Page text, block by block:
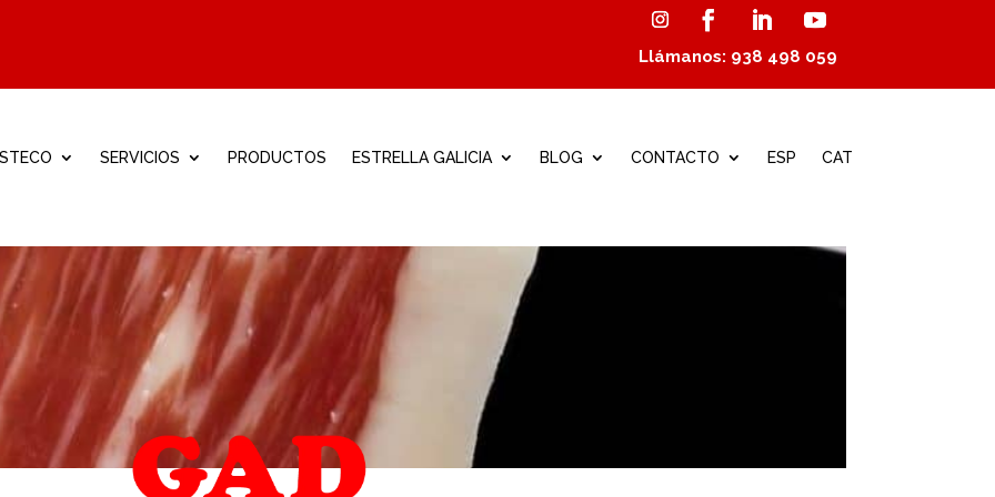
Llámanos: 938 498 059
SERVICIOS PRODUCTOS ESTRELLA GALICIA BLOG CONTACTO ESP CAT